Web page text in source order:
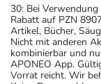
30: Bei
Rabatt auf PZN
Artikel, Bücher,
Nicht mit anderen
kombinierbar und
APONEO App.
Vorrat reicht. Wir